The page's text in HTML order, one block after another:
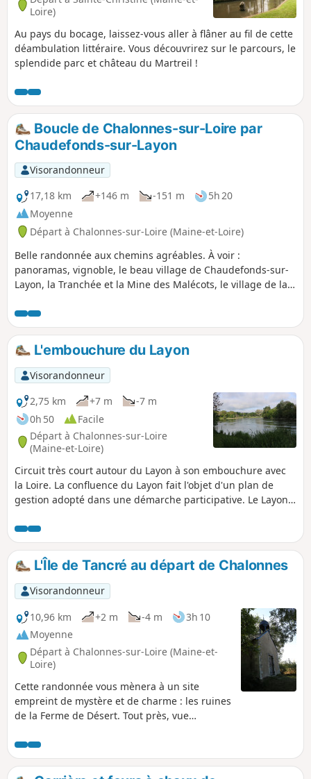
Loire)
Au pays du bocage, laissez-vous aller à flâner au fil de cette
déambulation littéraire. Vous découvrirez sur le parcours, le
splendide parc et château du Martreil !
Boucle de Chalonnes-sur-Loire par
Chaudefonds-sur-Layon
Visorandonneur
17,18 km
+146 m -151 m
5h 20
Moyenne
Départ à Chalonnes-sur-Loire (Maine-et-Loire)
Belle randonnée aux chemins agréables. À voir :
panoramas, vignoble, le beau village de Chaudefonds-sur-
Layon, la Tranchée et la Mine des Malécots, le village de la
belle journée en perspective. À faire en toutes saisons (sauf
si le Layon sort de son lit).
L'embouchure du Layon
Visorandonneur
2,75 km
+7 m
-7 m
0h 50
Facile
Départ à Chalonnes-sur-Loire
(Maine-et-Loire)
Circuit très court autour du Layon à son embouchure avec
la Loire. La confluence du Layon fait l'objet d'un plan de
gestion adopté dans une démarche participative. Le Layon a
terre, vins précieux du Layon et autres marchandises.
L'Île de Tancré au départ de Chalonnes
Visorandonneur
10,96 km
+2 m -4 m
3h 10
Moyenne
Départ à Chalonnes-sur-Loire (Maine-et-
Loire)
Cette randonnée vous mènera à un site
empreint de mystère et de charme : les ruines
de la Ferme de Désert. Tout près, vue
l’Île de Chalonnes. Puis, elle se poursuit vers
la Vallée, île emprisonnée entre le Louet, bras
de la Loire, et le fleuve royal. Les « boires »,